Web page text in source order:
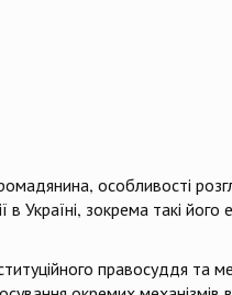
особливості
Україні, зокрема такі
правосуддя та